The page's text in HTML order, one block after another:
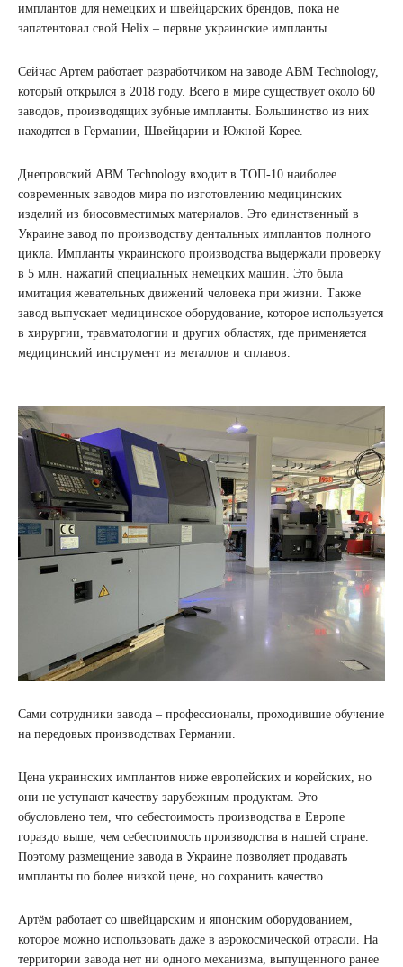
имплантов для немецких и швейцарских брендов, пока не
запатентовал свой Helix – первые украинские импланты.
Сейчас Артем работает разработчиком на заводе ABM Technology,
который открылся в 2018 году. Всего в мире существует около 60
заводов, производящих зубные импланты. Большинство из них
находятся в Германии, Швейцарии и Южной Корее.
Днепровский ABM Technology входит в ТОП-10 наиболее
современных заводов мира по изготовлению медицинских
изделий из биосовместимых материалов. Это единственный в
Украине завод по производству дентальных имплантов полного
цикла. Импланты украинского производства выдержали проверку
в 5 млн. нажатий специальных немецких машин. Это была
имитация жевательных движений человека при жизни. Также
завод выпускает медицинское оборудование, которое используется
в хирургии, травматологии и других областях, где применяется
медицинский инструмент из металлов и сплавов.
Сами сотрудники завода – профессионалы, проходившие обучение
на передовых производствах Германии.
Цена украинских имплантов ниже европейских и корейских, но
они не уступают качеству зарубежным продуктам. Это
обусловлено тем, что себестоимость производства в Европе
гораздо выше, чем себестоимость производства в нашей стране.
Поэтому размещение завода в Украине позволяет продавать
импланты по более низкой цене, но сохранить качество.
Артём работает со швейцарским и японским оборудованием,
которое можно использовать даже в аэрокосмической отрасли. На
территории завода нет ни одного механизма, выпущенного ранее